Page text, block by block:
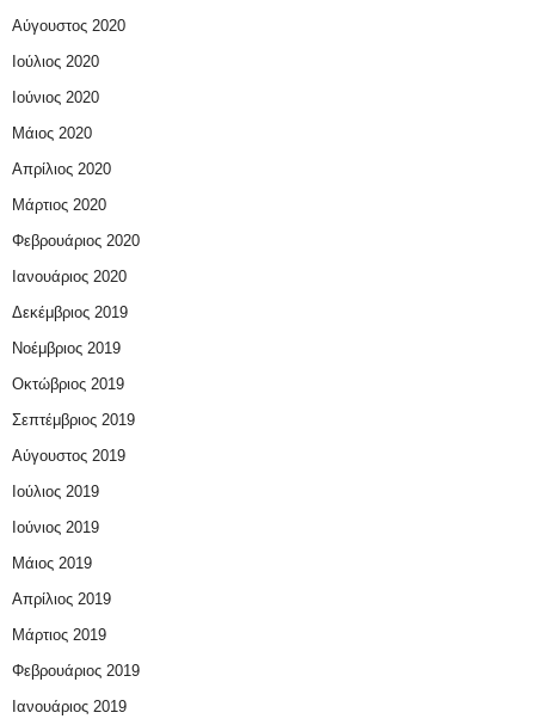
Αύγουστος 2020
Ιούλιος 2020
Ιούνιος 2020
Μάιος 2020
Απρίλιος 2020
Μάρτιος 2020
Φεβρουάριος 2020
Ιανουάριος 2020
Δεκέμβριος 2019
Νοέμβριος 2019
Οκτώβριος 2019
Σεπτέμβριος 2019
Αύγουστος 2019
Ιούλιος 2019
Ιούνιος 2019
Μάιος 2019
Απρίλιος 2019
Μάρτιος 2019
Φεβρουάριος 2019
Ιανουάριος 2019